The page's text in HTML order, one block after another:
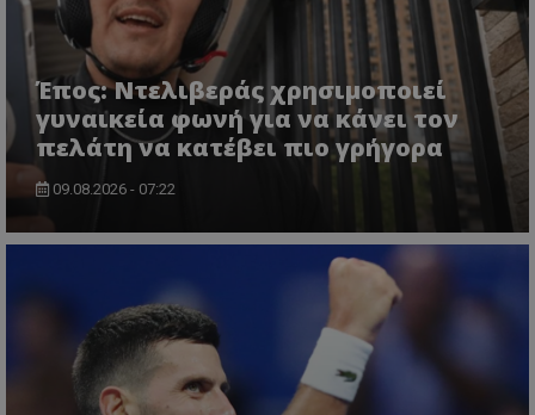
Έπος: Ντελιβεράς χρησιμοποιεί
γυναικεία φωνή για να κάνει τον
πελάτη να κατέβει πιο γρήγορα
09.08.2026 - 07:22